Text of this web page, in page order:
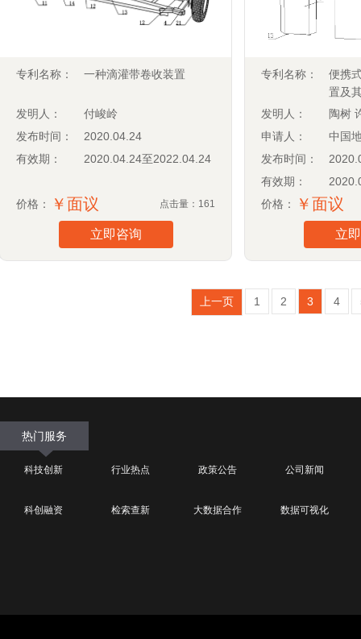
专利名称： 一种滴灌带卷收装置
发明人：
付峻岭
发布时间：
2020.04.24
有效期：
2020.04.24至2022.04.24
价格： ￥面议 点击量：161
立即咨询
专利名称：
便携
置及
集方
发明人：
陶树
申请人：
中国
发布时间：
有效期：
价格：
￥面议
立
上一页 1 2 3 4
热门服务
科技创新 行业热点 政策公告 公司新闻
科创融资 检索查新 大数据合作 数据可视化